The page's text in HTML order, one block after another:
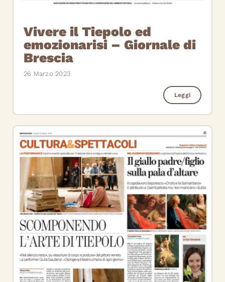
Vivere il Tiepolo ed
emozionarisi – Giornale di
Brescia
26 Marzo 2023
Leggi